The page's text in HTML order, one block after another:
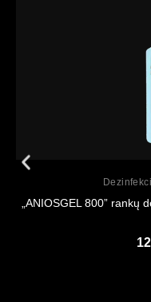
„ANIOSGEL 800”